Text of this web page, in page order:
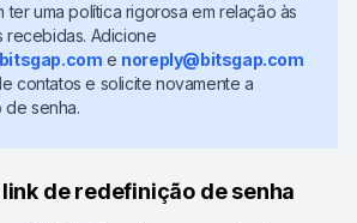
ter uma política rigorosa em relação às
recebidas. Adicione
e noreply@bitsgap.com
contatos e solicite novamente a
senha.
link de redefinição de senha